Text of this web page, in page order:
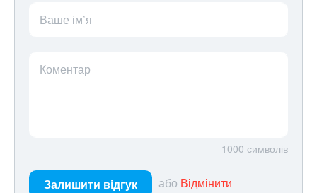
Ваше ім’я
Коментар
1000 символів
Залишити відгук або Відмінити